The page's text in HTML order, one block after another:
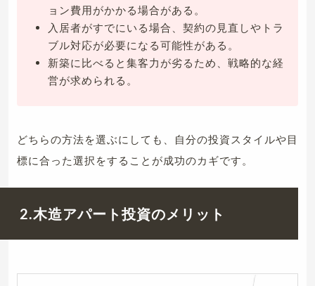
ョン費用がかかる場合がある。
入居者がすでにいる場合、契約の見直しやトラ
ブル対応が必要になる可能性がある。
新築に比べると集客力が劣るため、戦略的な経
営が求められる。
どちらの方法を選ぶにしても、自分の投資スタイルや目
標に合った選択をすることが成功のカギです。
2.木造アパート投資のメリット